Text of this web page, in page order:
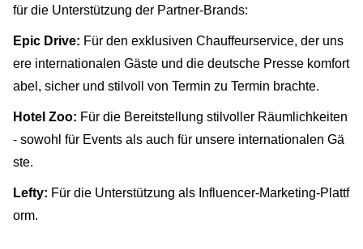
für die Unterstützung der Partner-Brands:
Epic Drive: Für den exklusiven Chauffeurservice, der uns
ere internationalen Gäste und die deutsche Presse komfort
abel, sicher und stilvoll von Termin zu Termin brachte.
Hotel Zoo: Für die Bereitstellung stilvoller Räumlichkeiten
- sowohl für Events als auch für unsere internationalen Gä
ste.
Lefty: Für die Unterstützung als Influencer-Marketing-Plattf
orm.